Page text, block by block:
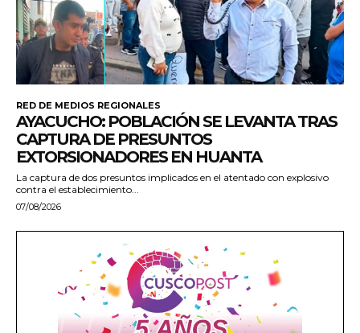
RED DE MEDIOS REGIONALES
AYACUCHO: POBLACIÓN SE LEVANTA TRAS
CAPTURA DE PRESUNTOS
EXTORSIONADORES EN HUANTA
La captura de dos presuntos implicados en el atentado con explosivo
contra el establecimiento...
07/08/2026